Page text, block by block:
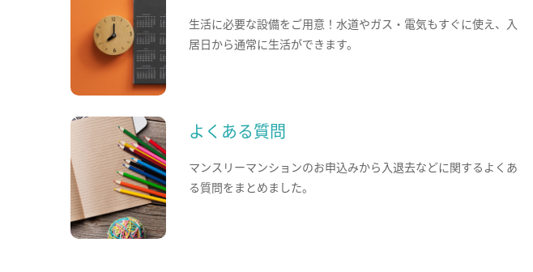
生活に必要な設備をご用意！水道やガス・電気もすぐに使え、入
居日から通常に生活ができます。
よくある質問
マンスリーマンションのお申込みから入退去などに関するよくあ
る質問をまとめました。